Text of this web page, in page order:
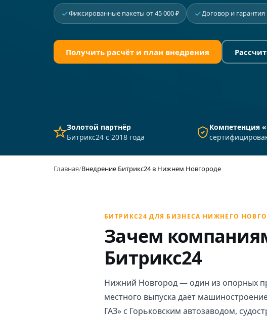
Фиксированные пакеты от 45 000 ₽ Договор и гарантия
Получить расчёт и план внедрения
Золотой партнёр
Битрикс24 с 2018 года
Компетенция
Главная Внедрение Битрикс24 в Нижнем Новгороде
БИТРИКС24 ДЛЯ БИЗНЕСА НИЖНЕГО
Зачем
Битрикс24
Нижний Новгород — один из опорных
местного выпуска даёт
ГАЗ» с Горьковским автозаводом,